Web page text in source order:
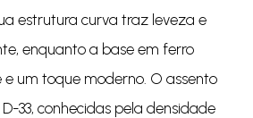
estrutura curva traz leveza e
enquanto a base em ferro
um toque moderno. O assento
33, conhecidas pela densidade